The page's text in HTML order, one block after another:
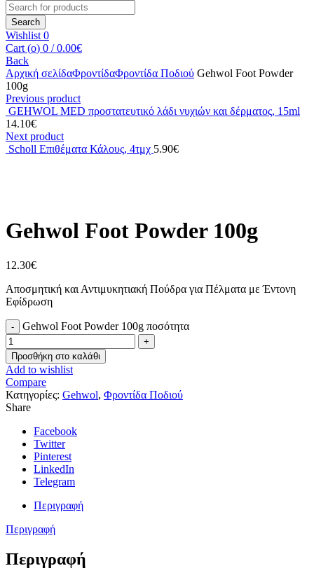
Search
Wishlist 0
Cart (o) 0 / 0.00€
Back
Αρχική σελίδαΦροντίδαΦροντίδα Ποδιού Gehwol Foot Powder
100g
Previous product
GEHWOL MED προστατευτικό λάδι νυχιών και δέρματος, 15ml
14.10€
Next product
Scholl Επιθέματα Κάλους, 4τμχ 5.90€
Gehwol Foot Powder 100g
12.30€
Αποσμητική και Αντιμυκητιακή Πούδρα για Πέλματα με Έντονη
Εφίδρωση
Gehwol Foot Powder 100g ποσότητα
Προσθήκη στο καλάθι
Add to wishlist
Compare
Κατηγορίες: Gehwol, Φροντίδα Ποδιού
Share
Facebook
Twitter
Pinterest
LinkedIn
Telegram
Περιγραφή
Περιγραφή
Περιγραφή